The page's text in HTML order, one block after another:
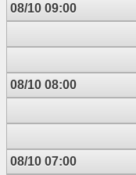
08/10 09:00
08/10 08:00
08/10 07:00